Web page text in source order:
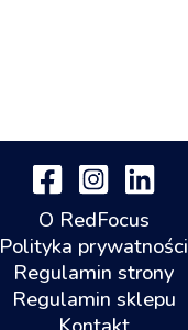
O RedFocus
Polityka prywatności
Regulamin strony
Regulamin sklepu